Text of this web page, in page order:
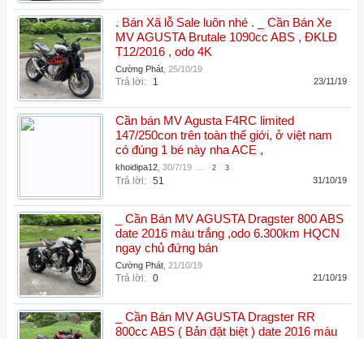
. Bán Xã lỗ Sale luôn nhé . _ Cần Bán Xe
MV AGUSTA Brutale 1090cc ABS , ĐKLĐ
T12/2016 , odo 4K
Cường Phát 25/10/19
Trả lời: 1 23/11/19
Cần bán MV Agusta F4RC limited
147/250con trên toàn thế giới, ở việt nam
có đúng 1 bé này nha ACE ,
khoidipa12 30/7/19 ... 2 3
Trả lời: 51 31/10/19
_ Cần Bán MV AGUSTA Dragster 800 ABS
date 2016 màu trắng ,odo 6.300km HQCN
ngay chủ đứng bán
Cường Phát 21/10/19
Trả lời: 0 21/10/19
_ Cần Bán MV AGUSTA Dragster RR
800cc ABS ( Bản đặt biệt ) date 2016 màu